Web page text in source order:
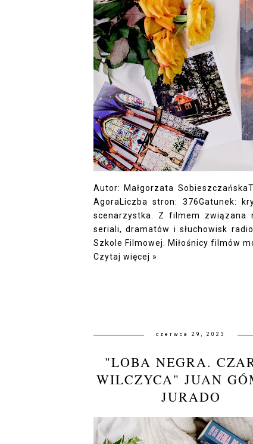
Autor: Małgorzata
AgoraLiczba stron: 376Gatunek:
scenarzystka. Z filmem
seriali, dramatów i słuchowisk
Szkole Filmowej. Miłośnicy filmów
Czytaj więcej »
czerwca 29, 2023
"LOBA NEGRA.
WILCZYCA" JUAN
JURADO